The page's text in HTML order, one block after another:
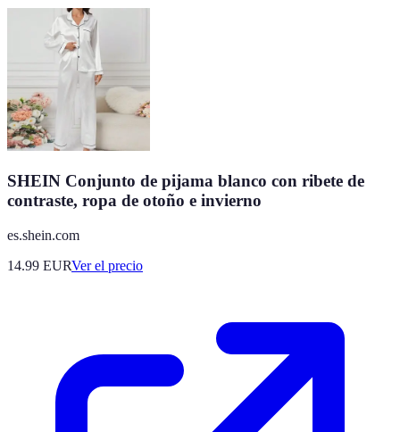
SHEIN Conjunto de pijama blanco con ribete de
contraste, ropa de otoño e invierno
es.shein.com
14.99 EURVer el precio